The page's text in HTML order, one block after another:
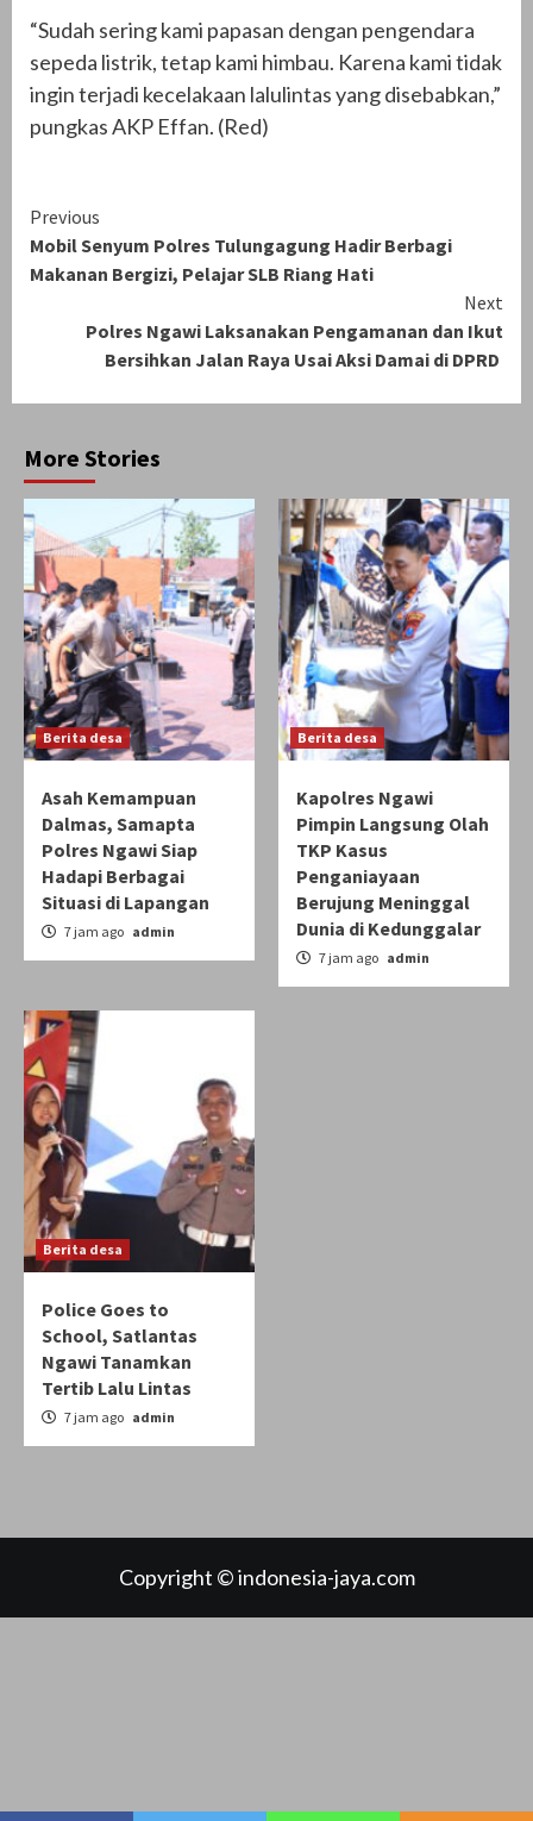
“Sudah sering kami papasan dengan pengendara
sepeda listrik, tetap kami himbau. Karena kami tidak
ingin terjadi kecelakaan lalulintas yang disebabkan,”
pungkas AKP Effan. (Red)
Continue
Reading
Previous
Mobil Senyum Polres Tulungagung Hadir Berbagi
Makanan Bergizi, Pelajar SLB Riang Hati
Next
Polres Ngawi Laksanakan Pengamanan dan Ikut
Bersihkan Jalan Raya Usai Aksi Damai di DPRD
More Stories
Berita desa
Asah Kemampuan
Dalmas, Samapta
Polres Ngawi Siap
Hadapi Berbagai
Situasi di Lapangan
7 jam ago admin
Berita desa
Kapolres Ngawi
Pimpin Langsung Olah
TKP Kasus
Penganiayaan
Berujung Meninggal
Dunia di Kedunggalar
7 jam ago admin
Berita desa
Police Goes to
School, Satlantas
Ngawi Tanamkan
Tertib Lalu Lintas
7 jam ago admin
Copyright © indonesia-jaya.com